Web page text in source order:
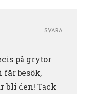
på grytor
får besök,
bli den! Tack
SVARA